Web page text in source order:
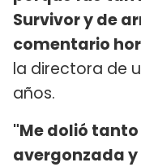
Survivor y de
comentario
la directora de
años.
"Me dolió
avergonzada